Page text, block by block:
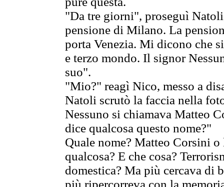
"Da tre giorni", proseguì
pensione di Milano. La
porta Venezia. Mi dicono che
e terzo mondo. Il signor
suo".
"Mio?" reagì Nico, messo a
Natoli scrutò la faccia nella
Nessuno si chiamava Matteo
dice qualcosa questo nome?"
Quale nome? Matteo Corsini
qualcosa? E che cosa?
domestica? Ma più cercava di
più ripercorreva con la